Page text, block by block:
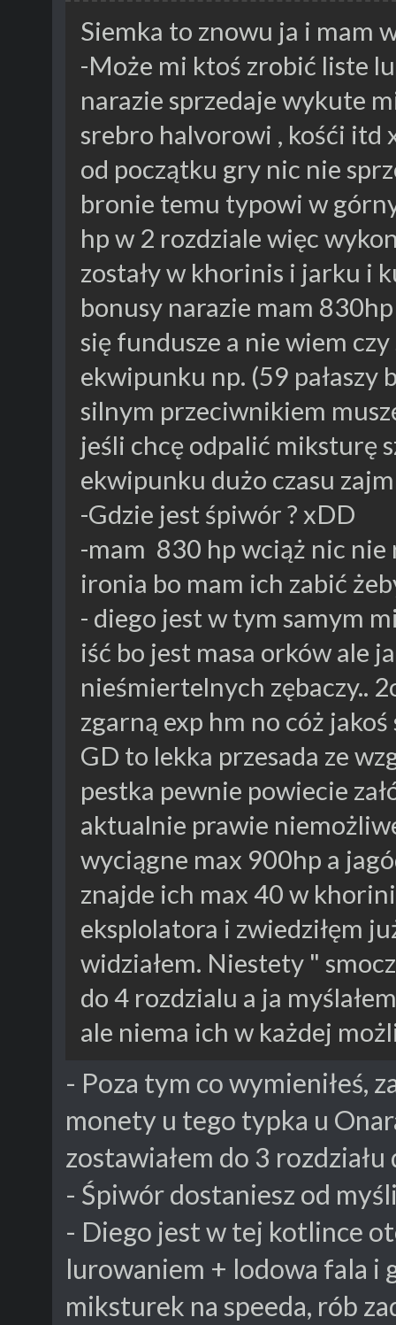
Siemka to znowu ja i mam
-Może mi ktoś zrobić liste
narazie sprzedaje wykute
srebro halvorowi , kośći itd
od początku gry nic nie
bronie temu typowi w
hp w 2 rozdziale więc
zostały w khorinis i jarku i
bonusy narazie mam
się fundusze a nie wiem
ekwipunku np. (59
silnym przeciwnikiem
jeśli chcę odpalić miksturę
ekwipunku dużo czasu
-Gdzie jest śpiwór ? xDD
-mam 830 hp wciąż nic nie
ironia bo mam ich zabić
- diego jest w tym samym
iść bo jest masa orków ale
nieśmiertelnych zębaczy..
zgarną exp hm no cóż
GD to lekka przesada ze
pestka pewnie powiecie
aktualnie prawie
wyciągne max 900hp a
znajde ich max 40 w
eksplolatora i zwiedziłęm
widziałem. Niestety "
do 4 rozdzialu a ja
ale niema ich w każdej
- Poza tym co wymieniłeś,
monety u tego typka u
zostawiałem do 3
- Śpiwór dostaniesz od
- Diego jest w tej kotlince
lurowaniem + lodowa fala i
miksturek na speeda, rób